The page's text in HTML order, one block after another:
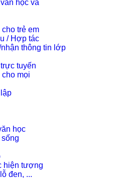
học và
trẻ em
/ Hợp tác
thông tin lớp
tuyến
mọi
học
hiện tượng
đen, ...